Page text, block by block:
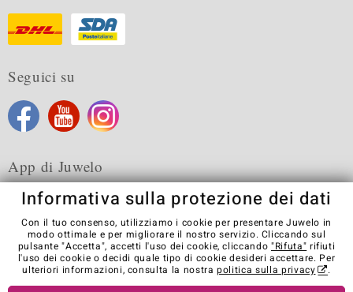
Seguici su
App di Juwelo
Condizioni generali di vendita Informativa Privacy
Cookies
Note legali
Contatti
Recedere dal contratto
Informativa sulla protezione dei dati
Con il tuo consenso, utilizziamo i cookie per presentare Juwelo in
modo ottimale e per migliorare il nostro servizio. Cliccando sul
pulsante "Accetta", accetti l'uso dei cookie, cliccando "Rifuta" rifiuti
l'uso dei cookie o decidi quale tipo di cookie desideri accettare. Per
ulteriori informazioni, consulta la nostrapolitica sulla privacy .